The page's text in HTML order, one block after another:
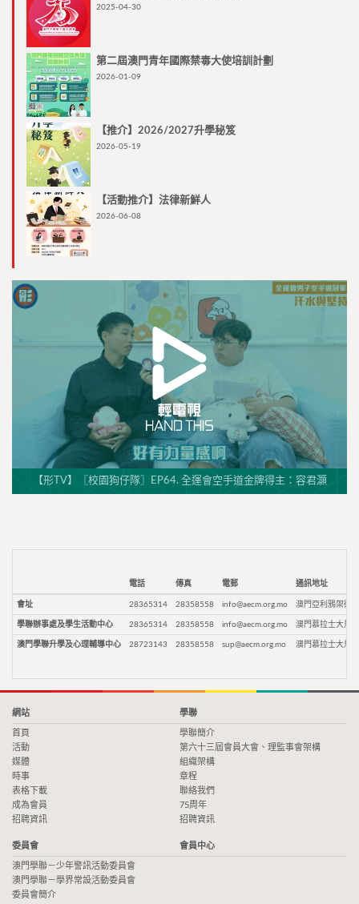
2025-04-30
第二屆澳門青年國際禁毒大使培訓計劃
2026-01-09
【推介】2026/2027升學秘笈
2026-05-19
【活動推介】法律新鮮人
2026-06-08
【形TV】〖校園狗仔隊〗EP64. 全運會空手道金牌得主：容君灝
電話 傳真 電郵 通訊地址
會址 28365314 28358558 info@aecm.org.mo 澳門亞利鴉架街9
學聯辦事處及學生活動中心 28365314 28358558 info@aecm.org.mo 澳門慕拉士大馬
澳門學聯升學及心理輔導中心 28723143 28358558 sup@aecm.org.mo 澳門慕拉士大馬
網站
首頁
活動
媒體
時事
表格下載
成為會員
招聘資訊
學聯
學聯簡介
第六十三屆會員大會、理監事會架構
組織架構
章程
聯絡我們
75周年
招聘資訊
委員會
澳門學聯－少年警訊活動委員會
澳門學聯－學界常設活動委員會
委員會簡介
會員中心